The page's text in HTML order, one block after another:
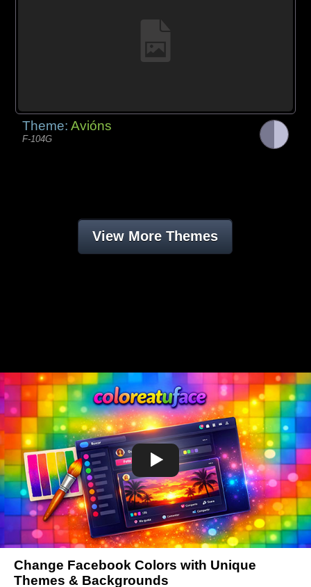
Theme:Avións
F-104G
View More Themes
Change Facebook Colors with Unique
Themes & Backgrounds